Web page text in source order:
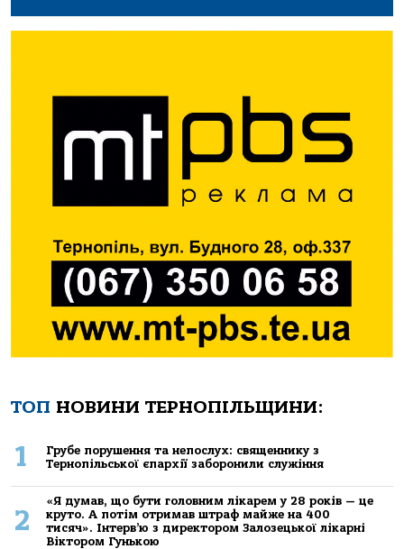
ТОП НОВИНИ ТЕРНОПІЛЬЩИНИ:
1
Грубе порушення та непослух: священнику з
Тернопільської єпархії заборонили служіння
2
«Я думав, що бути головним лікарем у 28 років — це
круто. А потім отримав штраф майже на 400
тисяч». Інтерв’ю з директором Залозецької лікарні
Віктором Гунькою